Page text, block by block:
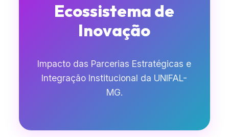
Ecossistema de
Inovação
Impacto das Parcerias Estratégicas e
Integração Institucional da UNIFAL-
MG.